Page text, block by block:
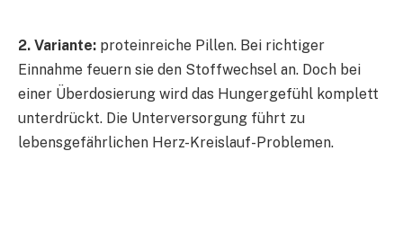
2. Variante: proteinreiche Pillen. Bei richtiger
Einnahme feuern sie den Stoffwechsel an. Doch bei
einer Überdosierung wird das Hungergefühl komplett
unterdrückt. Die Unterversorgung führt zu
lebensgefährlichen Herz-Kreislauf-Problemen.